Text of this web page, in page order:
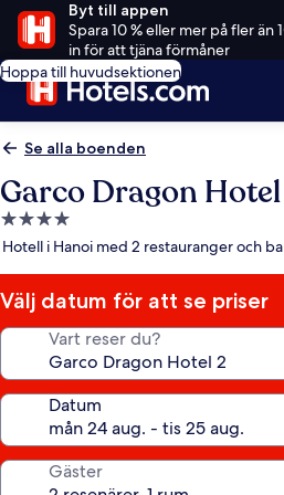
Byt till appen
Spara 10 % eller mer på fler
in för att tjäna förmåner
Hoppa till huvudsektionen
Se alla boenden
Garco Dragon
4.0-
stjärnigt
Hotell i Hanoi med 2 restauranger och
Välj datum för att se priser
Vart reser du?
Datum
Gäster